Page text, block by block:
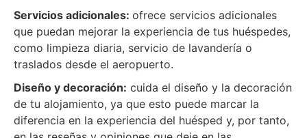
Servicios adicionales: ofrece servicios adicionales
que puedan mejorar la experiencia de tus huéspedes,
como limpieza diaria, servicio de lavandería o
traslados desde el aeropuerto.
Diseño y decoración: cuida el diseño y la decoración
de tu alojamiento, ya que esto puede marcar la
diferencia en la experiencia del huésped y, por tanto,